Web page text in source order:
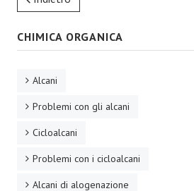
CHIMICA ORGANICA
Alcani
Problemi con gli alcani
Cicloalcani
Problemi con i cicloalcani
Alcani di alogenazione